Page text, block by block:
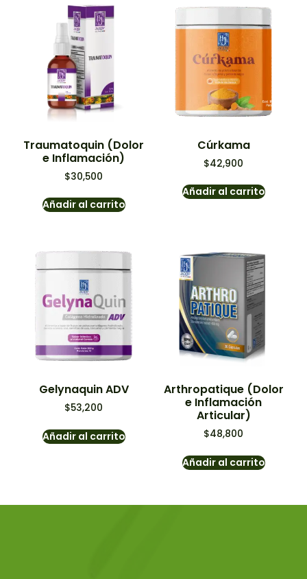
Traumatoquin (Dolor
e Inflamación)
$30,500
Añadir al carrito
Cúrkama
$42,900
Añadir al carrito
Gelynaquin ADV
$53,200
Añadir al carrito
Arthropatique (Dolor
e Inflamación
Articular)
$48,800
Añadir al carrito